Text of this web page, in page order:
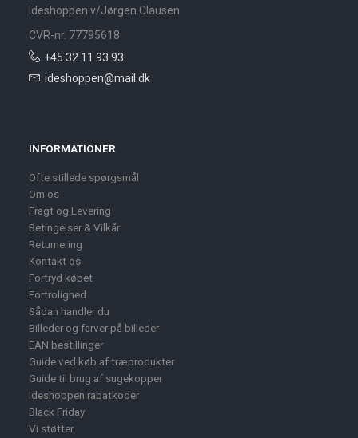
Ideshoppen v/Jørgen Clausen
CVR-nr. 77795618
+45 32 11 93 93
ideshoppen@mail.dk
INFORMATIONER
Ofte stillede spørgsmål
Om os
Fragt og Levering
Betingelser & Vilkår
Returnering
Kontakt os
Fortryd købet
Fortrolighed
Sådan handler du
Billeder og farver på billeder
EAN bestillinger
Guide ved køb af træprodukter
Guide til brug af sugekopper
Ideshoppen rabatkoder
Black Friday
Vi støtter